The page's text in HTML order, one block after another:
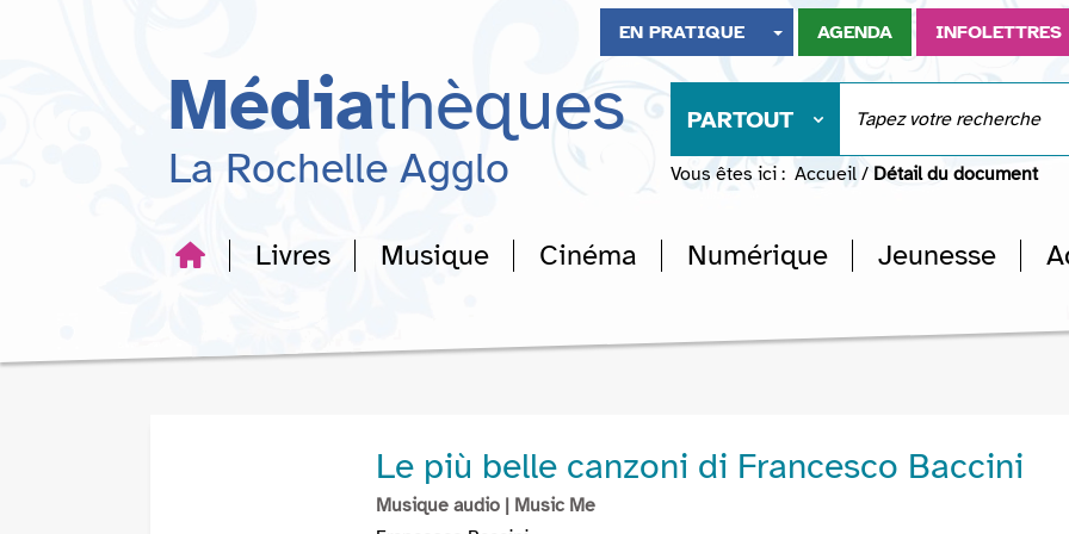
recherche
EN PRATIQUE AGENDA INFOLETTRES
Médiathèques
La Rochelle Agglo
PARTOUT
Vous êtes ici : Accueil / Détail du document
Livres Musique Cinéma Numérique Jeunesse
Le più belle canzoni di Francesco Baccini
Musique audio | Music Me